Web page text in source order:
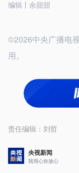
编辑丨余甜甜
©2026中央广播电
用。
责任编辑： 刘哲
央视新闻
我用心你放心